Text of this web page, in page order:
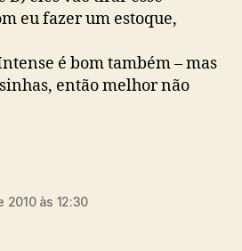
eu fazer um estoque,
é bom também – mas
então melhor não
2010 às 12:30